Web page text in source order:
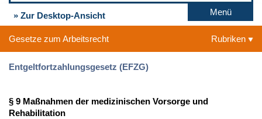
» Zur Desktop-Ansicht Menü
Gesetze zum Arbeitsrecht Rubriken
Entgeltfortzahlungsgesetz (EFZG)
§ 9 Maßnahmen der medizinischen Vorsorge und
Rehabilitation